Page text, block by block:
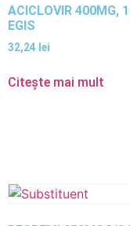
ACICLOVIR 400MG,
EGIS
32,24 lei
Citește mai mult